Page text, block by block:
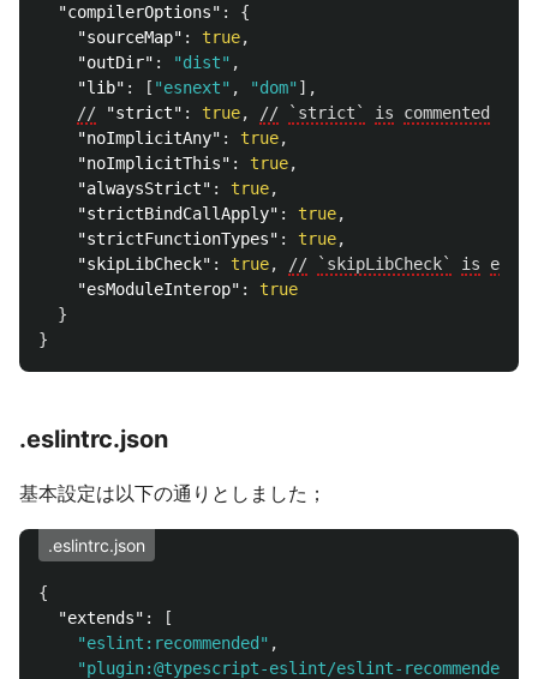
"compilerOptions" :
{
"sourceMap" : true,
"outDir" : "dist" ,
"lib" : [ "esnext" , "dom" ],
//
"strict" : true, // `strict` is commented
"noImplicitAny" : true,
"noImplicitThis" : true,
"alwaysStrict" : true,
"strictBindCallApply" : true,
"strictFunctionTypes" : true,
"skipLibCheck" : true, // `skipLibCheck` is
"esModuleInterop" :
true
}
}
.eslintrc.json
基本設定は以下の通りとしました；
.eslintrc.json
{
"extends" :
[
"eslint:recommended" ,
"plugin:@typescript-eslint/eslint-recommended"